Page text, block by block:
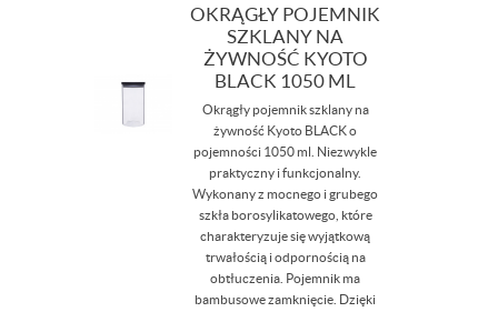
OKRĄGŁY POJEMNIK
SZKLANY NA
ŻYWNOŚĆ KYOTO
BLACK 1050 ML
Okrągły pojemnik szklany na
żywność Kyoto BLACK o
pojemności 1050 ml. Niezwykle
praktyczny i funkcjonalny.
Wykonany z mocnego i grubego
szkła borosylikatowego, które
charakteryzuje się wyjątkową
trwałością i odpornością na
obtłuczenia. Pojemnik ma
bambusowe zamknięcie. Dzięki